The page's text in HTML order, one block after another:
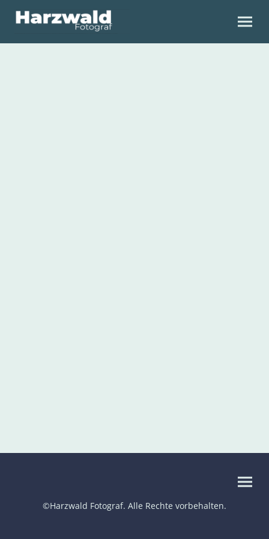
©Harzwald Fotograf. Alle Rechte vorbehalten.